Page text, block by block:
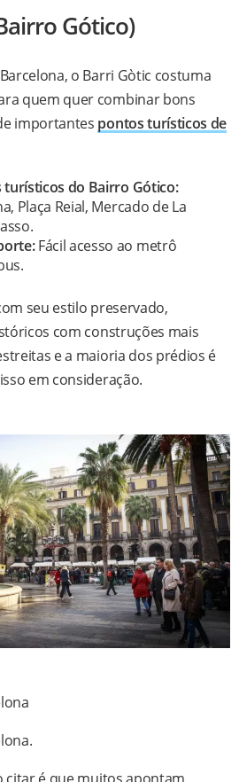
Gótico)
o Barri Gòtic costuma
quem quer combinar bons
importantes pontos turísticos de
turísticos do Bairro Gótico:
Plaça Reial, Mercado de La
Fácil acesso ao metrô
seu estilo preservado,
com construções mais
e a maioria dos prédios é
em consideração.